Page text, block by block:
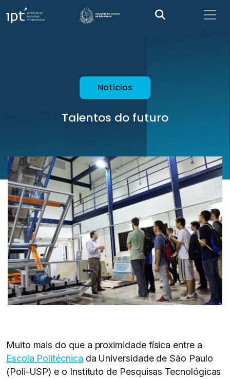
Notícias
Talentos do futuro
Muito mais do que a proximidade física entre a
Escola Politécnica da Universidade de São Paulo
(Poli-USP) e o Instituto de Pesquisas Tecnológicas